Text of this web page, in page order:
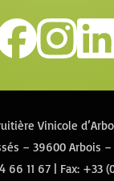
Vinicole
– 39600 Arbois –
66 11 67 | Fax: +33